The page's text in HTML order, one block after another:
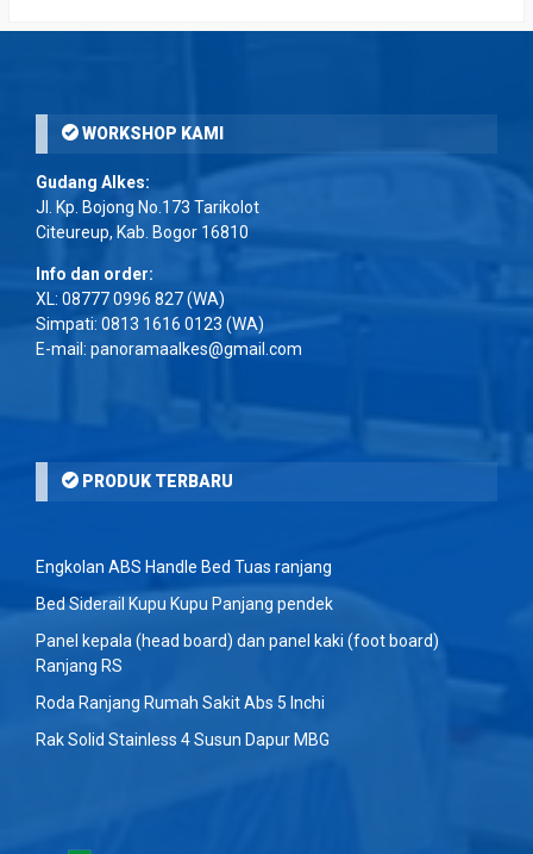
WORKSHOP KAMI
Gudang Alkes:
Jl. Kp. Bojong No.173 Tarikolot
Citeureup, Kab. Bogor 16810
Info dan order:
XL: 08777 0996 827(WA)
Simpati: 0813 1616 0123 (WA)
E-mail: panoramaalkes@gmail.com
PRODUK TERBARU
Engkolan ABS Handle Bed Tuas ranjang
Bed Siderail Kupu Kupu Panjang pendek
Panel kepala (head board) dan panel kaki (foot board)
Ranjang RS
Roda Ranjang Rumah Sakit Abs 5 Inchi
Rak Solid Stainless 4 Susun Dapur MBG